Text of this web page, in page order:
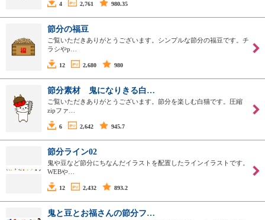
4 2,761 980.35
節分の福豆
ご覧いただきありがとうございます。シンプルな節分の福豆です。チ
ラシやp…
12 2,680 980
節分素材 鬼になりきる白…
ご覧いただきありがとうございます。節分を楽しむ白猫です。圧縮
zipファ…
6 2,642 945.7
節分ライン02
鬼や豆など節分にちなんだイラストを配置したラインイラストです。
WEBや…
12 2,432 893.2
鬼と豆とお福さんの節分フ…